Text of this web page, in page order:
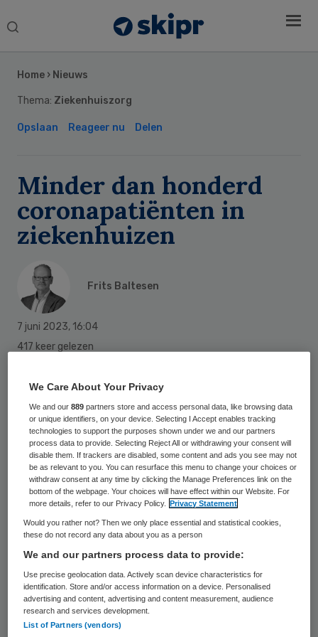
Search
Home › Nieuws
Thema: Ziekenhuiszorg
Opslaan Reageer nu Delen
Minder dan honderd
coronapatiënten in
ziekenhuizen
Frits Baltesen
7 juni 2023, 16:04
417 keer gelezen
minder dan honderd mensen met een
coronabesmetting in het ziekenhuis. De
afgelopen dag zijn netto 28 bedden
vrijgekomen en daardoor behandelen
ziekenhuizen nu 75 mensen die het
coronavirus onder de leden hebben.
Volgens de cijfers van het Landelijk
Coördinatiecentrum Patiënten Spreiding
(LCPS) hadden in de afgelopen dag
achttien mensen zulke ernstige
Sidebar
We Care About Your Privacy
We and our889 partners store and access personal data, like browsing data
or unique identifiers, on your device. Selecting I Accept enables tracking
technologies to support the purposes shown under we and our partners
process data to provide. Selecting Reject All or withdrawing your consent will
disable them. If trackers are disabled, some content and ads you see may not
be as relevant to you. You can resurface this menu to change your choices or
withdraw consent at any time by clicking the Manage Preferences link on the
bottom of the webpage. Your choices will have effect within our Website. For
more details, refer to our Privacy Policy.
Privacy Statement
Would you rather not? Then we only place essential and statistical cookies,
these do not record any data about you as a person
We and our partners process data to provide:
Use precise geolocation data. Actively scan device characteristics for
identification. Store and/or access information on a device. Personalised
advertising and content, advertising and content measurement, audience
research and services development.
List of Partners (vendors)